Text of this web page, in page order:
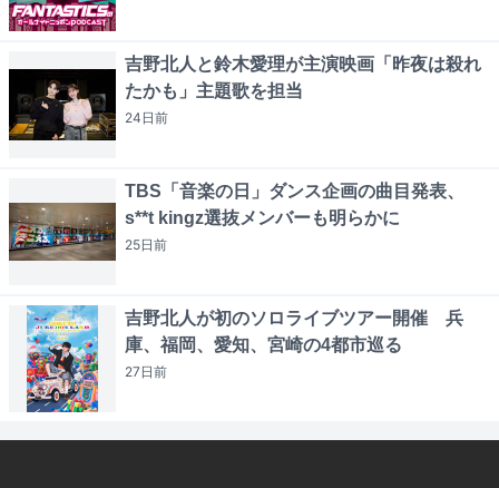
吉野北人と鈴木愛理が主演映画「昨夜は殺れ
たかも」主題歌を担当
24日前
TBS「音楽の日」ダンス企画の曲目発表、
s**t kingz選抜メンバーも明らかに
25日前
吉野北人が初のソロライブツアー開催 兵
庫、福岡、愛知、宮崎の4都市巡る
27日前